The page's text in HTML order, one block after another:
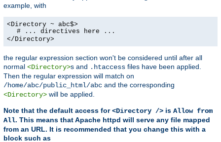
example, with
<Directory ~ abc$>
# ... directives here ...
</Directory>
the regular expression section won't be considered until after all
normal <Directory>s and .htaccess files have been applied.
Then the regular expression will match on
/home/abc/public_html/abc and the corresponding
<Directory> will be applied.
Note that the default access for<Directory /> is Allow from
All. This means that Apache httpd will serve any file mapped
from an URL. It is recommended that you change this with a
block such as